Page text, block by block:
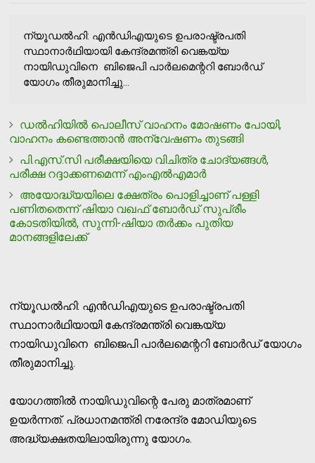
ന്യൂഡല്‍ഹി: എന്‍ഡിഎയുടെ ഉപരാഷ്ട്രപതി
സ്ഥാനാര്‍ഥിയായി കേന്ദ്രമന്ത്രി വെങ്കയ്യ
നായിഡുവിനെ ബിജെപി പാര്‍ലമെന്ററി ബോര്‍ഡ്
യോഗം തീരുമാനിച്ചു...
ഡല്‍ഹിയില്‍ പൊലീസ് വാഹനം മോഷണം പോയി,
വാഹനം കണ്ടെത്താന്‍ അന്വേഷണം തുടങ്ങി
പി.എസ്.സി പരീക്ഷയിയെ വിചിത്ര ചോദ്യങ്ങള്‍,
പരീക്ഷ റദ്ദാക്കണമെന്ന് എംഎല്‍എമാര്‍
അയോദ്ധ്യയിലെ ക്ഷേത്രം പൊളിച്ചാണ് പള്ളി
പണിതതെന്ന് ഷിയാ വഖഫ് ബോര്‍ഡ് സുപ്രീം
കോടതിയില്‍, സുന്നി-ഷിയാ തര്‍ക്കം പുതിയ
മാനങ്ങളിലേക്ക്
ന്യൂഡല്‍ഹി: എന്‍ഡിഎയുടെ ഉപരാഷ്ട്രപതി
സ്ഥാനാര്‍ഥിയായി കേന്ദ്രമന്ത്രി വെങ്കയ്യ
നായിഡുവിനെ ബിജെപി പാര്‍ലമെന്ററി ബോര്‍ഡ് യോഗം
തീരുമാനിച്ചു.
യോഗത്തില്‍ നായിഡുവിന്റെ പേരു മാത്രമാണ്
ഉയര്‍ന്നത്. പ്രധാനമന്ത്രി നരേന്ദ്ര മോഡിയുടെ
അദ്ധ്യക്ഷതയിലായിരുന്നു യോഗം.